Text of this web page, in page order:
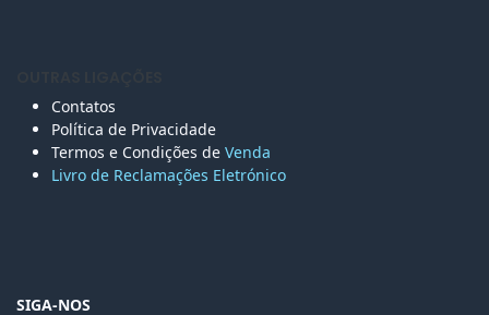
Contatos
Política de Privacidade
Termos e Condições de Venda
Livro de Reclamações Eletrónico
SIGA-NOS